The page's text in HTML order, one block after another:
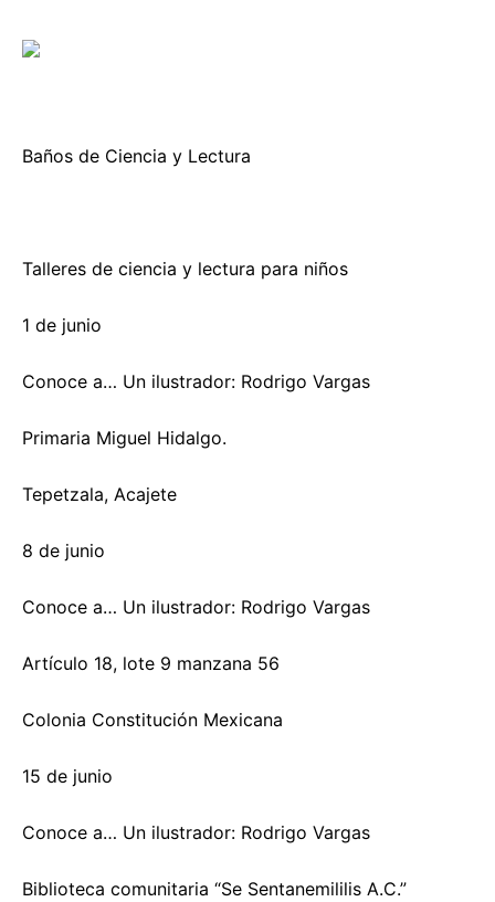
Baños de Ciencia y Lectura
Talleres de ciencia y lectura para niños
1 de junio
Conoce a… Un ilustrador: Rodrigo Vargas
Primaria Miguel Hidalgo.
Tepetzala, Acajete
8 de junio
Conoce a… Un ilustrador: Rodrigo Vargas
Artículo 18, lote 9 manzana 56
Colonia Constitución Mexicana
15 de junio
Conoce a… Un ilustrador: Rodrigo Vargas
Biblioteca comunitaria “Se Sentanemililis A.C.”